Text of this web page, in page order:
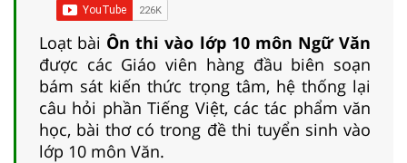
Loạt bài Ôn thi vào lớp 10 môn Ngữ Văn
được các Giáo viên hàng đầu biên soạn
bám sát kiến thức trọng tâm, hệ thống lại
câu hỏi phần Tiếng Việt, các tác phẩm văn
học, bài thơ có trong đề thi tuyển sinh vào
lớp 10 môn Văn.